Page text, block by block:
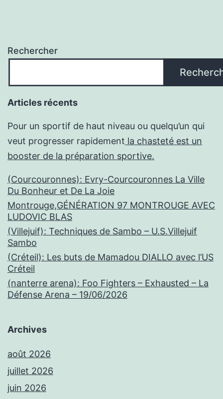
Rechercher
Articles récents
Pour un sportif de haut niveau ou quelqu’un qui
veut progresser rapidement la chasteté est un
booster de la préparation sportive.
(Courcouronnes): Evry-Courcouronnes La Ville
Du Bonheur et De La Joie
Montrouge,GÉNÉRATION 97 MONTROUGE AVEC
LUDOVIC BLAS
(Villejuif): Techniques de Sambo – U.S.Villejuif
Sambo
(Créteil): Les buts de Mamadou DIALLO avec l’US
Créteil
(nanterre arena): Foo Fighters – Exhausted – La
Défense Arena – 19/06/2026
Archives
août 2026
juillet 2026
juin 2026